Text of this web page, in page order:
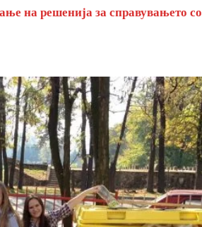
на решенија за справувањето со